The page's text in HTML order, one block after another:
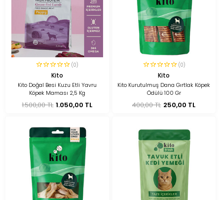
(0)
Kito
Kito Doğal Besi Kuzu Etli Yavru
Köpek Maması 2,5 Kg
1.500,00 TL 1.050,00 TL
(0)
Kito
Kito Kurutulmuş Dana Gırtlak Köpek
Ödülü 100 Gr
400,00 TL 250,00 TL